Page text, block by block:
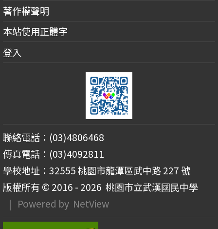
著作權聲明
本站使用正體字
登入
聯絡電話：(03)4806468
傳真電話：(03)4092811
學校地址：32555 桃園市龍潭區武中路 227 號
版權所有 © 2016 - 2026 桃園市立武漢國民中學
| Powered by NetView